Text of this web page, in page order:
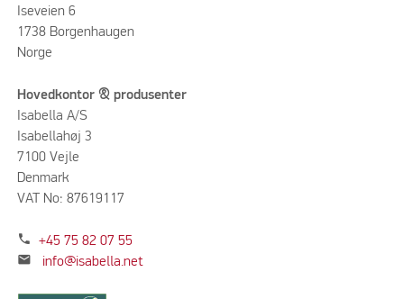
Iseveien 6
1738 Borgenhaugen
Norge
Hovedkontor & produsenter
Isabella A/S
Isabellahøj 3
7100 Vejle
Denmark
VAT No: 87619117
phone +45 75 82 07 55
mail info@isabella.net